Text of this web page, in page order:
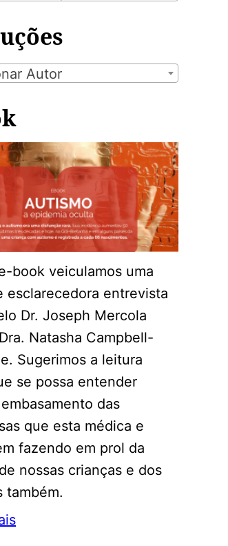
Autor
book veiculamos uma
esclarecedora entrevista
Dr. Joseph Mercola
Natasha Campbell-
Sugerimos a leitura
se possa entender
das
que esta médica e
fazendo em prol da
nossas crianças e dos
também.